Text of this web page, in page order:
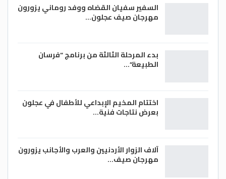
السفير سفيان القضاه ووفد روماني يزورون
مهرجان صيف عجلون…
بدء المرحلة الثالثة من برنامج “فرسان
الطبيعة”…
اختتام المخيم الإبداعي للأطفال في عجلون
بعرض نتاجات فنية…
آلاف الزوار الأردنيين والعرب والأجانب يزورون
مهرجان صيف…